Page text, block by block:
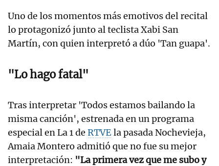
Uno de los momentos más emotivos del recital
lo protagonizó junto al teclista Xabi San
Martín, con quien interpretó a dúo 'Tan guapa'.
"Lo hago fatal"
Tras interpretar 'Todos estamos bailando la
misma canción', estrenada en un programa
especial en La 1 de RTVEla pasada Nochevieja,
Amaia Montero admitió que no fue su mejor
interpretación: "La primera vez que me subo y